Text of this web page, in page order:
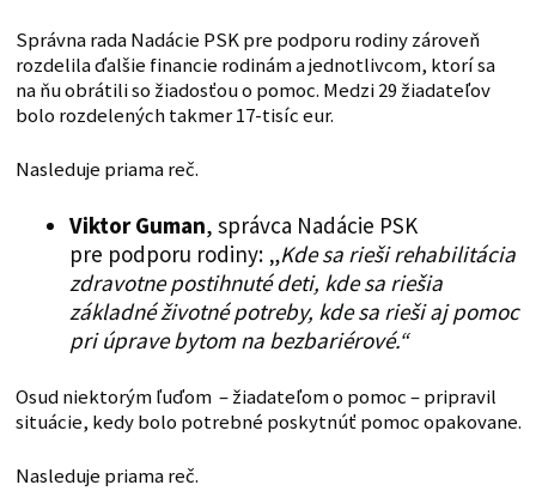
Správna rada Nadácie PSK pre podporu rodiny zároveň
rozdelila ďalšie financie rodinám a jednotlivcom, ktorí sa
na ňu obrátili so žiadosťou o pomoc. Medzi 29 žiadateľov
bolo rozdelených takmer 17-tisíc eur.
Nasleduje priama reč.
Viktor Guman, správca Nadácie PSK
pre podporu rodiny: „Kde sa rieši rehabilitácia
zdravotne postihnuté deti, kde sa riešia
základné životné potreby, kde sa rieši aj pomoc
pri úprave bytom na bezbariérové.“
Osud niektorým ľuďom – žiadateľom o pomoc – pripravil
situácie, kedy bolo potrebné poskytnúť pomoc opakovane.
Nasleduje priama reč.